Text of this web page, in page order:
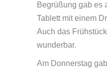
Begrüßung gab es
Tablett mit einem
Auch das
wunderbar.
Am Donnerstag